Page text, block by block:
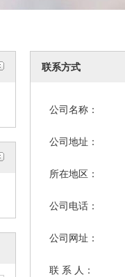
联系方式
公司名称：
公司地址：
所在地区：
公司电话：
公司网址：
联 系 人：